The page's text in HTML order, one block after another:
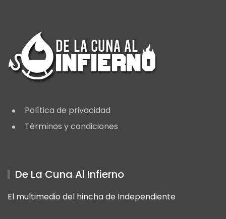
Política de privacidad
Términos y condiciones
De La Cuna Al Infierno
El multimedio del hincha de Independiente